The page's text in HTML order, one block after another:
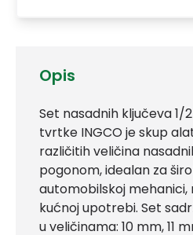
Opis
Set nasadnih ključeva 1/2
tvrtke INGCO je skup
različitih veličina
pogonom, idealan za
automobilskoj mehanici,
kućnoj upotrebi. Set
u veličinama: 10 mm, 11